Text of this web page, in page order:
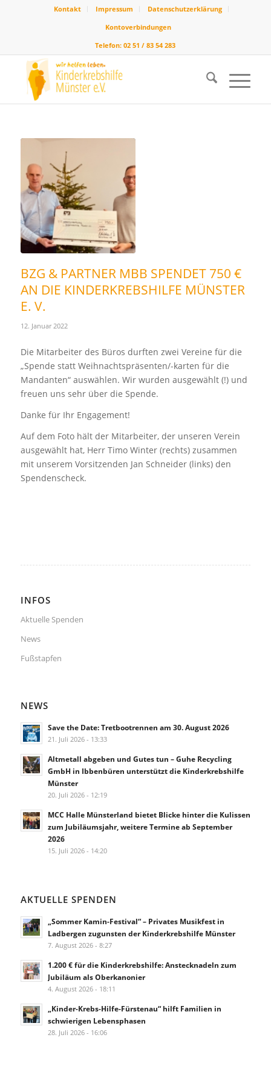
Kontakt Impressum
Datenschutzerklärung
Kontoverbindungen
Telefon: 02 51 / 83 54 283
BZG & PARTNER MBB SPENDET 750 €
AN DIE KINDERKREBSHILFE MÜNSTER
E. V.
12. Januar 2022
Die Mitarbeiter des Büros durften zwei Vereine für die
„Spende statt Weihnachtspräsenten/-karten für die
Mandanten“ auswählen. Wir wurden ausgewählt (!) und
freuen uns sehr über die Spende.
Danke für Ihr Engagement!
Auf dem Foto hält der Mitarbeiter, der unseren Verein
ausgewählt hat, Herr Timo Winter (rechts) zusammen
mit unserem Vorsitzenden Jan Schneider (links) den
Spendenscheck.
INFOS
Aktuelle Spenden
News
Fußstapfen
NEWS
Save the Date: Tretbootrennen am 30. August 2026
21. Juli 2026 - 13:33
Altmetall abgeben und Gutes tun – Guhe Recycling
GmbH in Ibbenbüren unterstützt die Kinderkrebshilfe
Münster
20. Juli 2026 - 12:19
MCC Halle Münsterland bietet Blicke hinter die Kulissen
zum Jubiläumsjahr, weitere Termine ab September
2026
15. Juli 2026 - 14:20
AKTUELLE SPENDEN
„Sommer Kamin-Festival“ – Privates Musikfest in
Ladbergen zugunsten der Kinderkrebshilfe Münster
7. August 2026 - 8:27
1.200 € für die Kinderkrebshilfe: Anstecknadeln zum
Jubiläum als Oberkanonier
4. August 2026 - 18:11
„Kinder-Krebs-Hilfe-Fürstenau“ hilft Familien in
schwierigen Lebensphasen
28. Juli 2026 - 16:06